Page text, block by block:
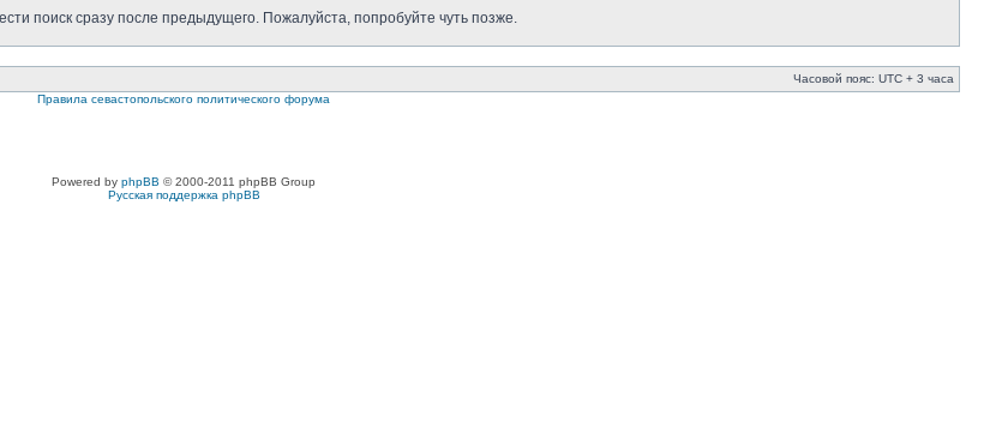
поиск сразу после предыдущего. Пожалуйста, попробуйте чуть позже.
Часовой пояс: UTC + 3 часа
Правила севастопольского политического форума
Powered by phpBB © 2000-2011 phpBB Group
Русская поддержка phpBB